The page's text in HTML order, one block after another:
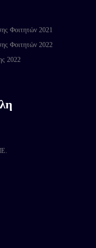
Φοιτητών 2021
Φοιτητών 2022
2022